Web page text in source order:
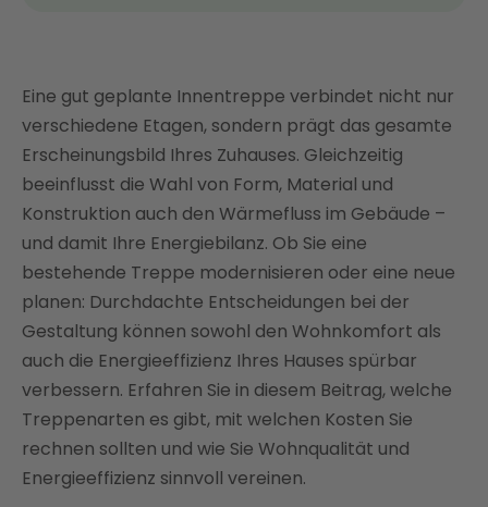
Begriffe
Treppenarten für den Innenbereich im Überblick
Materialien und ihre Eigenschaften für
Innentreppen
Energetische Aspekte bei Innentreppen
Treppensanierung als Teil der energetischen
Gebäudesanierung
So findest du die richtige Innentreppe für dein
Sanierungsprojekt
Mit diesen Kosten für Innentreppen kannst du
rechnen
Fördermöglichkeiten für Treppensanierungen
Fazit: Mit Enter zur energetisch optimierten
Innentreppe
Eine gut geplante Innentreppe verbindet nicht nur
verschiedene Etagen, sondern prägt das gesamte
Erscheinungsbild Ihres Zuhauses. Gleichzeitig
beeinflusst die Wahl von Form, Material und
Konstruktion auch den Wärmefluss im Gebäude –
und damit Ihre Energiebilanz. Ob Sie eine
bestehende Treppe modernisieren oder eine neue
planen: Durchdachte Entscheidungen bei der
Gestaltung können sowohl den Wohnkomfort als
auch die Energieeffizienz Ihres Hauses spürbar
verbessern. Erfahren Sie in diesem Beitrag, welche
Treppenarten es gibt, mit welchen Kosten Sie
rechnen sollten und wie Sie Wohnqualität und
Energieeffizienz sinnvoll vereinen.